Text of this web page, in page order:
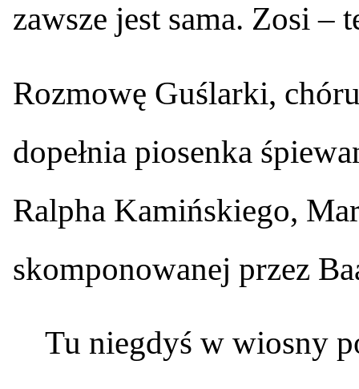
zawsze jest sama. Zosi –
Rozmowę Guślarki,
dopełnia piosenka
Ralpha Kamińskiego,
skomponowanej przez
Tu niegdyś w wiosny